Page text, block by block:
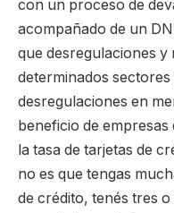
con un proceso de
acompañado de un
que desregulaciones
determinados
desregulaciones en
beneficio de
la tasa de tarjetas de
no es que tengas
de crédito, tenés tres